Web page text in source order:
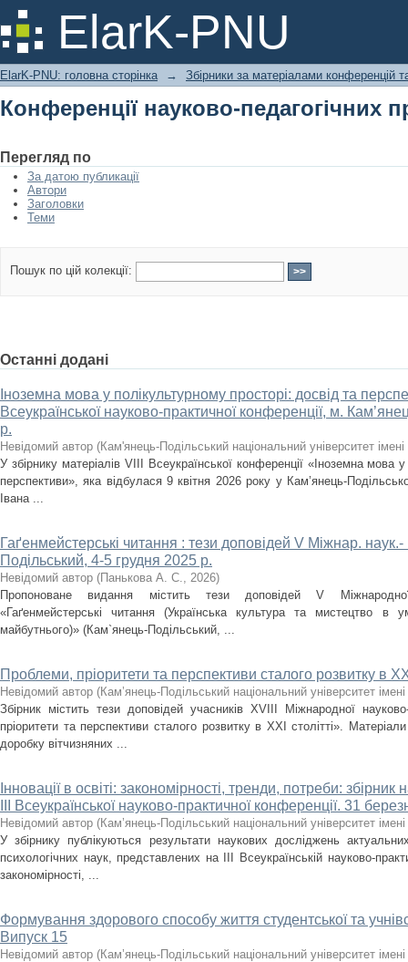
ElarK-PNU
Конференції науково-педагогічних
ElarK-PNU: головна сторінка → Збірники за матеріалами конференцій
Конференції науково-педагогічних
Перегляд по
За датою публикації
Автори
Заголовки
Теми
Пошук по цій колекції:
Останні додані
Іноземна мова у полікультурному просторі: досвід та
Всеукраїнської науково-практичної конференції, м.
р.
Невідомий автор (Кам'янець-Подільський національний університет імені
У збірнику матеріалів VІІІ Всеукраїнської конференції «Іноземна мова
перспективи», яка відбулася 9 квітня 2026 року у Кам’янець-
Івана ...
Гаґенмейстерські читання : тези доповідей V Міжнар.
Подільський, 4-5 грудня 2025 р.
Невідомий автор (Панькова А. С., 2026)
Пропоноване видання містить тези доповідей V Міжнародної
«Гаґенмейстерські читання (Українська культура та мистецтво в
майбутнього)» (Кам`янець-Подільський, ...
Проблеми, пріоритети та перспективи сталого розвитку в
Невідомий автор (Кам’янець-Подільський національний університет
Збірник містить тези доповідей учасників XVІІІ Міжнародної
пріоритети та перспективи сталого розвитку в ХХІ столітті».
доробку вітчизняних ...
Інновації в освіті: закономірності, тренди, потреби:
ІІІ Всеукраїнської науково-практичної конференції. 31
Невідомий автор (Кам’янець-Подільський національний університет
У збірнику публікуються результати наукових досліджень
психологічних наук, представлених на ІІІ Всеукраїнській науково-
закономірності, ...
Формування здорового способу життя студентської та
Випуск 15
Невідомий автор (Кам’янець-Подільський національний університет